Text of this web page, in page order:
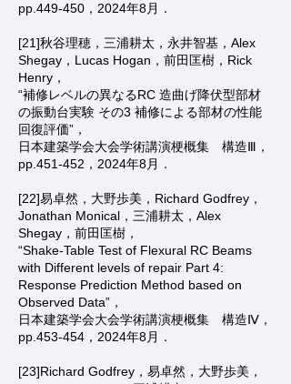
pp.449-450，2024年8月．
[21]秋谷理穂，三浦耕太，永井智基，Alex
Shegay，Lucas Hogan，前田匡樹，Rick
Henry，
“補修レベルの異なるRC 造曲げ降伏型部材
の振動台実験 その3 補修による部材の性能
回復評価”，
日本建築学会大会学術講演梗概集 構造Ⅲ，
pp.451-452，2024年8月．
[22]易卓然，大野歩美，Richard Godfrey，
Jonathan Monical，三浦耕太，Alex
Shegay，前田匡樹，
“Shake-Table Test of Flexural RC Beams
with Different levels of repair Part 4:
Response Prediction Method based on
Observed Data”，
日本建築学会大会学術講演梗概集 構造Ⅳ，
pp.453-454，2024年8月．
[23]Richard Godfrey，易卓然，大野歩美，